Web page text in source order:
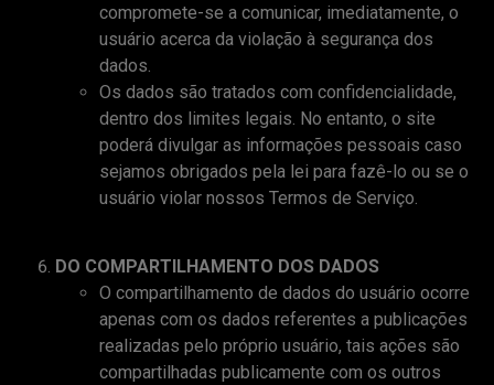
compromete-se a comunicar, imediatamente, o
usuário acerca da violação à segurança dos
dados.
Os dados são tratados com confidencialidade,
dentro dos limites legais. No entanto, o site
poderá divulgar as informações pessoais caso
sejamos obrigados pela lei para fazê-lo ou se o
usuário violar nossos Termos de Serviço.
DO COMPARTILHAMENTO DOS DADOS
O compartilhamento de dados do usuário ocorre
apenas com os dados referentes a publicações
realizadas pelo próprio usuário, tais ações são
compartilhadas publicamente com os outros